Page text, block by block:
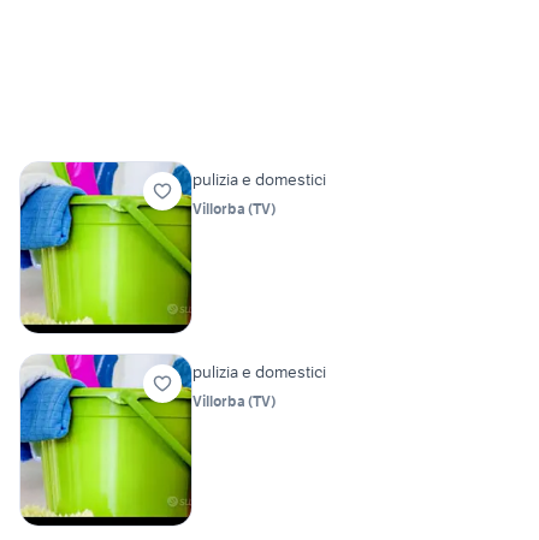
pulizia e domestici
Villorba (TV)
pulizia e domestici
Villorba (TV)